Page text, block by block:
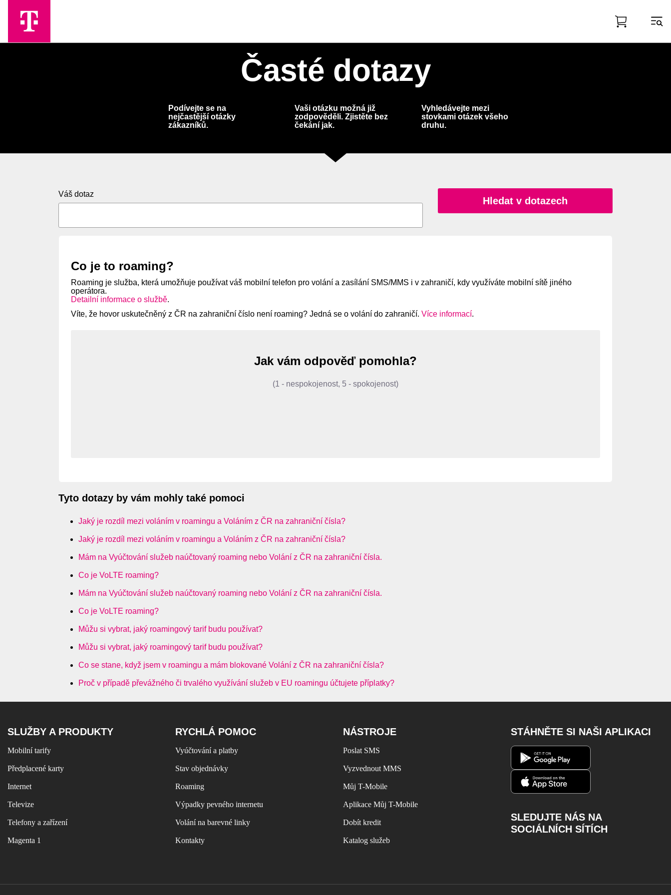
Časté dotazy
Podívejte se na
nejčastější otázky
zákazníků.
Vaši otázku možná již
zodpověděli. Zjistěte bez
čekání jak.
Vyhledávejte mezi
stovkami otázek všeho
druhu.
Váš dotaz
Hledat v dotazech
Co je to roaming?
Roaming je služba, která umožňuje používat váš mobilní telefon pro volání a zasílání SMS/MMS i v zahraničí, kdy využíváte mobilní sítě jiného
operátora.
Detailní informace o službě.
Víte, že hovor uskutečněný z ČR na zahraniční číslo není roaming? Jedná se o volání do zahraničí. Více informací.
Jak vám odpověď pomohla?
(1 - nespokojenost, 5 - spokojenost)
Tyto dotazy by vám mohly také pomoci
Jaký je rozdíl mezi voláním v roamingu a Voláním z ČR na zahraniční čísla?
Jaký je rozdíl mezi voláním v roamingu a Voláním z ČR na zahraniční čísla?
Mám na Vyúčtování služeb naúčtovaný roaming nebo Volání z ČR na zahraniční čísla.
Co je VoLTE roaming?
Mám na Vyúčtování služeb naúčtovaný roaming nebo Volání z ČR na zahraniční čísla.
Co je VoLTE roaming?
Můžu si vybrat, jaký roamingový tarif budu používat?
Můžu si vybrat, jaký roamingový tarif budu používat?
Co se stane, když jsem v roamingu a mám blokované Volání z ČR na zahraniční čísla?
Proč v případě převážného či trvalého využívání služeb v EU roamingu účtujete příplatky?
SLUŽBY A PRODUKTY
Mobilní tarify
Předplacené karty
Internet
Televize
Telefony a zařízení
Magenta 1
RYCHLÁ POMOC
Vyúčtování a platby
Stav objednávky
Roaming
Výpadky pevného internetu
Volání na barevné linky
Kontakty
NÁSTROJE
Poslat SMS
Vyzvednout MMS
Můj T-Mobile
Aplikace Můj T-Mobile
Dobít kredit
Katalog služeb
STÁHNĚTE SI NAŠI APLIKACI
SLEDUJTE NÁS NA
SOCIÁLNÍCH SÍTÍCH